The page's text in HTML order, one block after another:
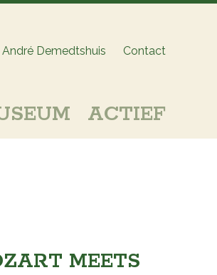
Demedtshuis Contact
ACTIEF
MEETS